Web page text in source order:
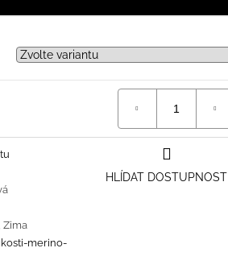
Zima
merino-
HLÍDAT DOSTUPNOST